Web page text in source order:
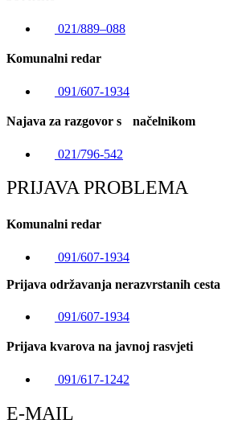
021/889–088
Komunalni redar
091/607-1934
Najava za razgovor s načelnikom
021/796-542
PRIJAVA PROBLEMA
Komunalni redar
091/607-1934
Prijava održavanja nerazvrstanih cesta
091/607-1934
Prijava kvarova na javnoj rasvjeti
091/617-1242
E-MAIL